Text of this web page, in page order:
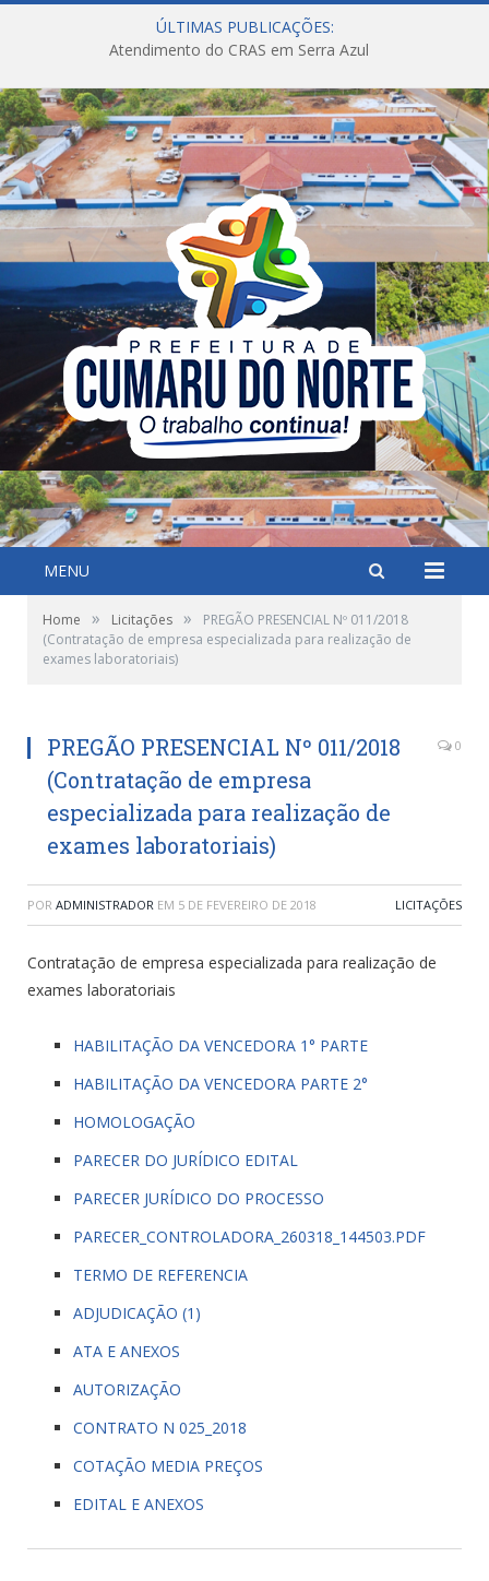
ÚLTIMAS PUBLICAÇÕES:
Atendimento do CRAS em Serra Azul
MENU
Home » Licitações »
PREGÃO PRESENCIAL Nº 011/2018
(Contratação de empresa especializada para realização de
exames laboratoriais)
PREGÃO PRESENCIAL Nº 011/2018
(Contratação de empresa
especializada para realização de
exames laboratoriais)
0
POR ADMINISTRADOR EM 5 DE FEVEREIRO DE 2018 LICITAÇÕES
Contratação de empresa especializada para realização de
exames laboratoriais
HABILITAÇÃO DA VENCEDORA 1° PARTE
HABILITAÇÃO DA VENCEDORA PARTE 2°
HOMOLOGAÇÃO
PARECER DO JURÍDICO EDITAL
PARECER JURÍDICO DO PROCESSO
PARECER_CONTROLADORA_260318_144503.PDF
TERMO DE REFERENCIA
ADJUDICAÇÃO (1)
ATA E ANEXOS
AUTORIZAÇÃO
CONTRATO N 025_2018
COTAÇÃO MEDIA PREÇOS
EDITAL E ANEXOS